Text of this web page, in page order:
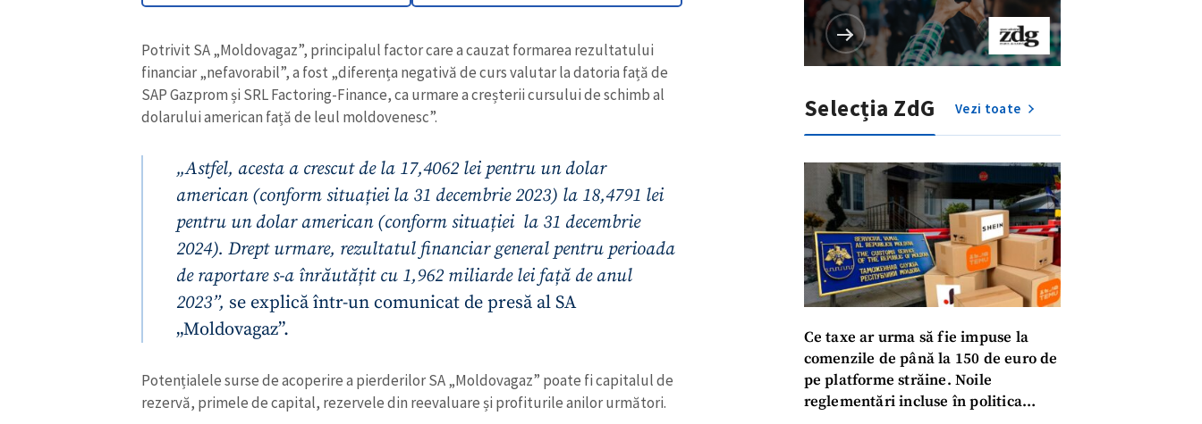
Potrivit SA „Moldovagaz”, principalul factor care a cauzat formarea rezultatului
financiar „nefavorabil”, a fost „diferența negativă de curs valutar la datoria față de
SAP Gazprom și SRL Factoring-Finance, ca urmare a creșterii cursului de schimb al
dolarului american față de leul moldovenesc”.
„Astfel, acesta a crescut de la 17,4062 lei pentru un dolar
american (conform situației la 31 decembrie 2023) la 18,4791 lei
pentru un dolar american (conform situației la 31 decembrie
2024). Drept urmare, rezultatul financiar general pentru perioada
de raportare s-a înrăutățit cu 1,962 miliarde lei față de anul
2023”, se explică într-un comunicat de presă al SA
„Moldovagaz”.
Potențialele surse de acoperire a pierderilor SA „Moldovagaz” poate fi capitalul de
rezervă, primele de capital, rezervele din reevaluare și profiturile anilor următori.
Selecția ZdG Vezi toate
Ce taxe ar urma să fie impuse la
comenzile de până la 150 de euro de
pe platforme străine. Noile
reglementări incluse în politica